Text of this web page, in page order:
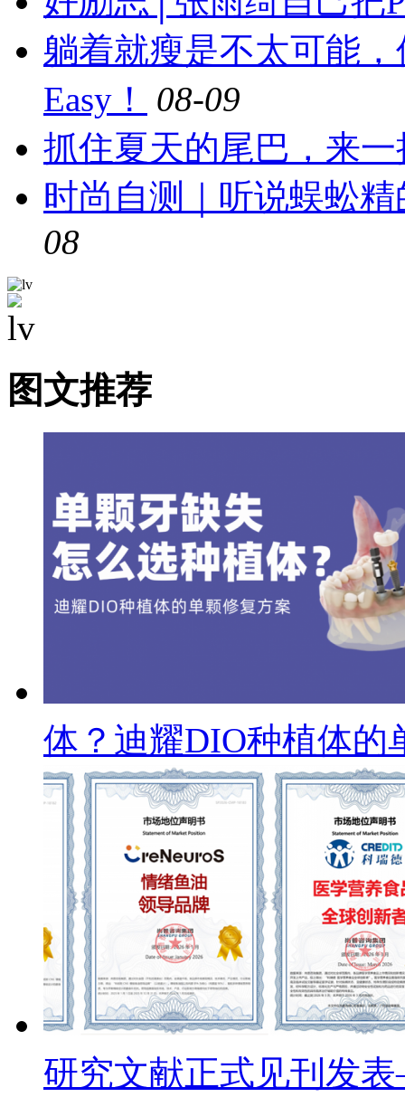
躺着就瘦是不太可能
Easy！
08-09
抓住夏天的尾巴，来
时尚自测｜听说蜈蚣
08
图文推荐
体？迪耀DIO种植体的
研究文献正式见刊发